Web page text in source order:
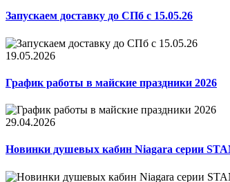
Запускаем доставку до СПб с 15.05.26
19.05.2026
График работы в майские праздники 2026
29.04.2026
Новинки душевых кабин Niagara серии